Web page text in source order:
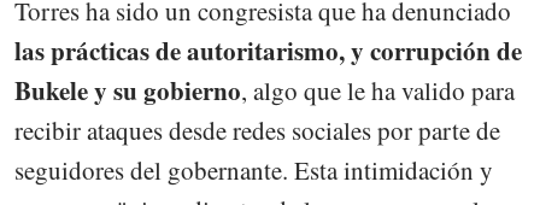
Torres ha sido un congresista que ha denunciado
las prácticas de autoritarismo, y corrupción de
Bukele y su gobierno, algo que le ha valido para
recibir ataques desde redes sociales por parte de
seguidores del gobernante. Esta intimidación y